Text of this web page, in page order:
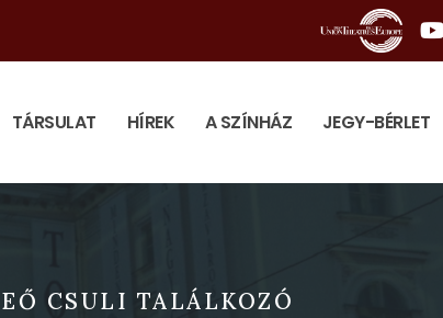
TÁRSULAT HÍREK A SZÍNHÁZ JEGY-BÉRLET
CSULI TALÁLKOZÓ